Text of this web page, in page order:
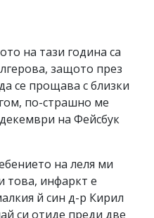
на тази година са
защото през
се прощава с близки
по-страшно ме
на Фейсбук
на леля ми
това, инфаркт е
й син д-р Кирил
си отиде преди две